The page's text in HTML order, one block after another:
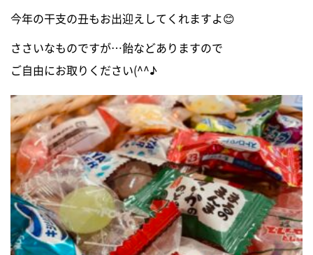
今年の干支の丑もお出迎えしてくれますよ😊
ささいなものですが…飴などありますので
ご自由にお取りください(^^♪